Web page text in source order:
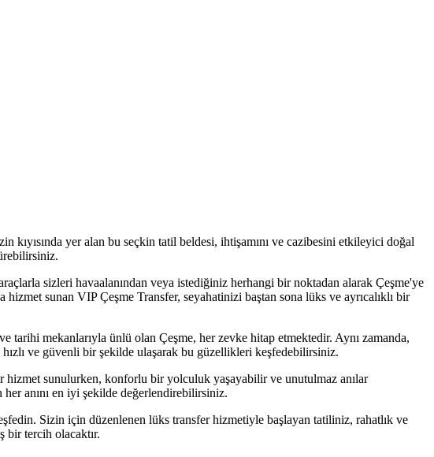
yer alan bu seçkin tatil beldesi, ihtişamını ve cazibesini etkileyici doğal
sizleri havaalanından veya istediğiniz herhangi bir noktadan alarak Çeşme'ye
sunan VIP Çeşme Transfer, seyahatinizi baştan sona lüks ve ayrıcalıklı bir
mekanlarıyla ünlü olan Çeşme, her zevke hitap etmektedir. Aynı zamanda,
ve güvenli bir şekilde ulaşarak bu güzellikleri keşfedebilirsiniz.
hizmet sunulurken, konforlu bir yolculuk yaşayabilir ve unutulmaz anılar
anını en iyi şekilde değerlendirebilirsiniz.
Sizin için düzenlenen lüks transfer hizmetiyle başlayan tatiliniz, rahatlık ve
bir tercih olacaktır.